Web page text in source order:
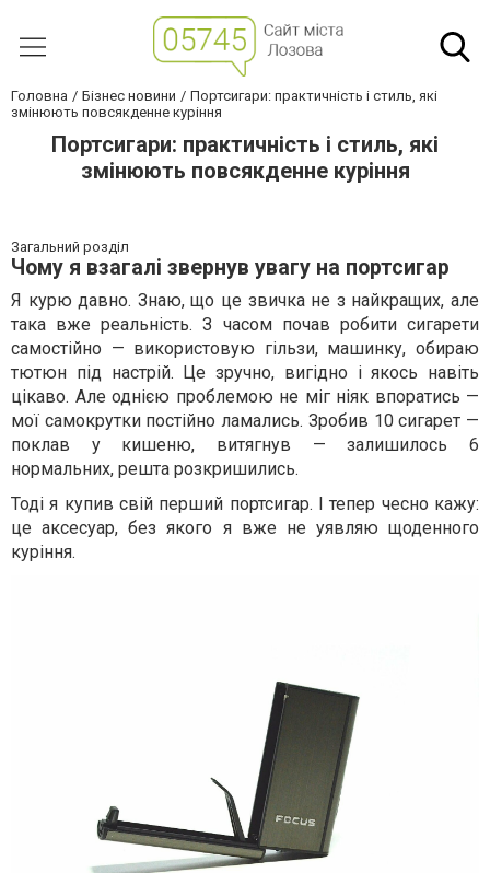
Головна Бізнес новини
Портсигари: практичність і стиль, які
змінюють повсякденне куріння
Портсигари: практичність і стиль, які
змінюють повсякденне куріння
Загальний розділ
Чому я взагалі звернув увагу на портсигар
Я курю давно. Знаю, що це звичка не з найкращих, але
така вже реальність. З часом почав робити сигарети
самостійно — використовую гільзи, машинку, обираю
тютюн під настрій. Це зручно, вигідно і якось навіть
цікаво. Але однією проблемою не міг ніяк впоратись —
мої самокрутки постійно ламались. Зробив 10 сигарет —
поклав у кишеню, витягнув — залишилось 6
нормальних, решта розкришились.
Тоді я купив свій перший портсигар. І тепер чесно кажу:
це аксесуар, без якого я вже не уявляю щоденного
куріння.